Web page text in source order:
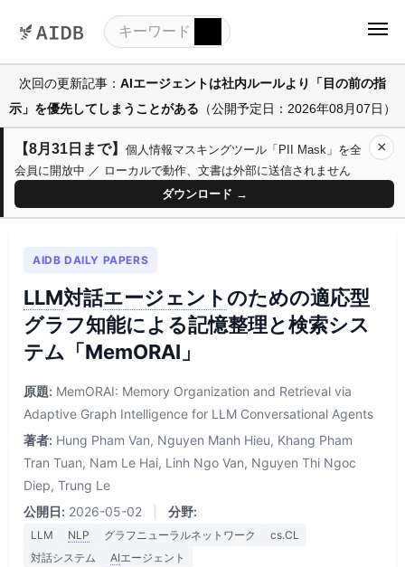
次回の更新記事： AIエージェントは社内ルールより「目の前の指
示」を優先してしまうことがある （公開予定日：2026年08月07日）
【8月31日まで】 個人情報マスキングツール「PII Mask」を全
会員に開放中 ／ ローカルで動作、文書は外部に送信されません
ダウンロード →
×
AIDB DAILY PAPERS
LLM対話エージェントのための適応型
グラフ知能による記憶整理と検索シス
テム「MemORAI」
原題: MemORAI: Memory Organization and Retrieval via
Adaptive Graph Intelligence for LLM Conversational Agents
著者: Hung Pham Van, Nguyen Manh Hieu, Khang Pham
Tran Tuan, Nam Le Hai, Linh Ngo Van, Nguyen Thi Ngoc
Diep, Trung Le
公開日: 2026-05-02 分野:
LLM NLP グラフニューラルネットワーク
cs.CL
対話システム
AIエージェント